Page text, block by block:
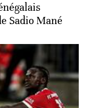
Sadio Mané